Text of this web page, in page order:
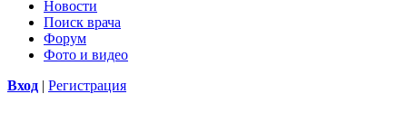
Новости
Поиск врача
Форум
Фото и видео
Вход | Регистрация